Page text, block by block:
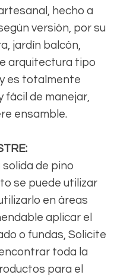
hecho a
versión, por su
jardín balcón,
arquitectura tipo
es totalmente
fácil de manejar,
ensamble.
de pino
se puede utilizar
en áreas
aplicar el
o fundas, Solicite
toda la
para el